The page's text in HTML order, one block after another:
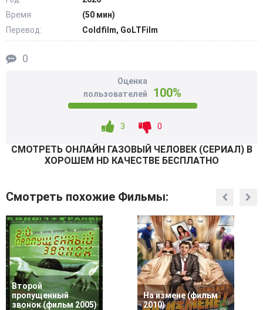
мотивы переплетаются с научными экспериментами и
корпоративными тайнами. @Filmix.fan
Время:
(50 мин)
Перевод:
Coldfilm, GoLTFilm
0
Оценка
пользователей
100%
3 0
СМОТРEТЬ ОНЛАЙН ГАЗОВЫЙ ЧЕЛОВЕК (СЕРИАЛ) В
ХОРОШЕМ HD КАЧЕСТВЕ БЕСПЛАТНО
Смотреть похожие Фильмы:
Второй
пропущенный
звонок (фильм 2005)
На измене (фильм
2010)